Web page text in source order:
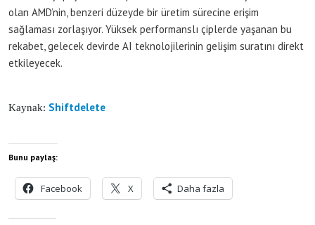
olan AMD’nin, benzeri düzeyde bir üretim sürecine erişim
sağlaması zorlaşıyor. Yüksek performanslı çiplerde yaşanan bu
rekabet, gelecek devirde AI teknolojilerinin gelişim suratını direkt
etkileyecek.
Kaynak: Shiftdelete
Bunu paylaş:
Facebook X Daha fazla